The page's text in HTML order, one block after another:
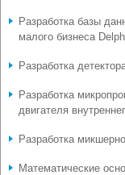
Разработка базы
малого бизнеса
Разработка
Разработка
двигателя
Разработка
Математические